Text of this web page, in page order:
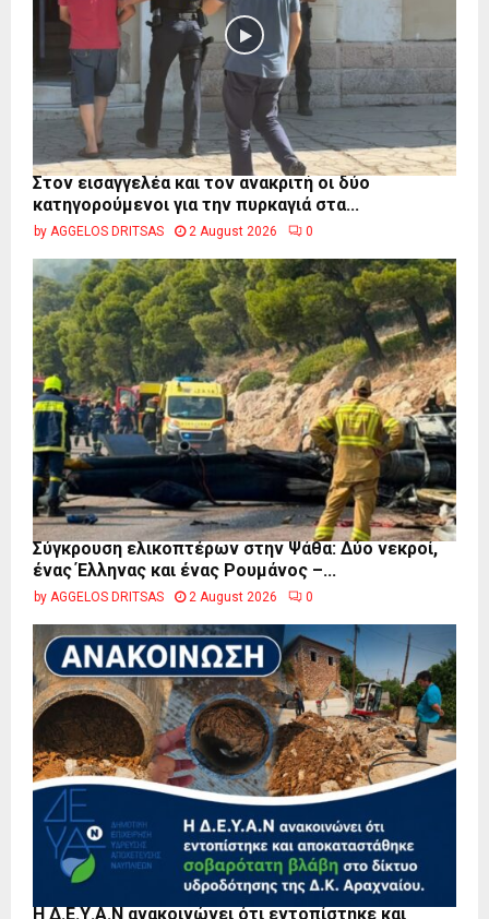
Στον εισαγγελέα και τον ανακριτή οι δύο
κατηγορούμενοι για την πυρκαγιά στα...
by AGGELOS DRITSAS 2 August 2026 0
Σύγκρουση ελικοπτέρων στην Ψάθα: Δύο νεκροί,
ένας Έλληνας και ένας Ρουμάνος –...
by AGGELOS DRITSAS 2 August 2026 0
Η Δ.Ε.Υ.Α.Ν ανακοινώνει ότι εντοπίστηκε και